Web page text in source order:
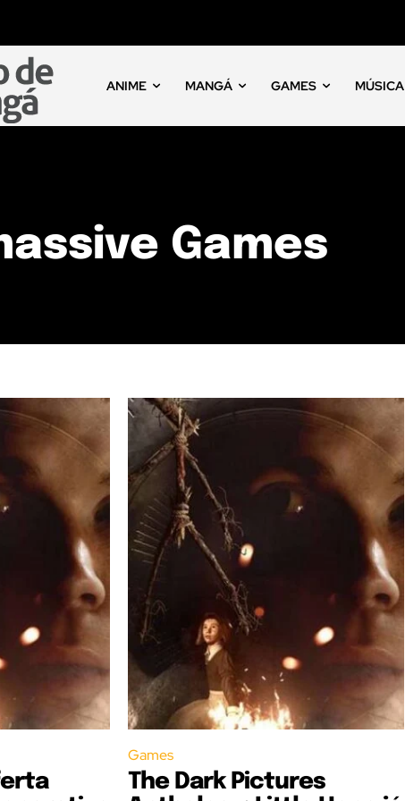
ANIME MANGÁ GAMES MÚSICA
Games
Games
The Dark Pictures